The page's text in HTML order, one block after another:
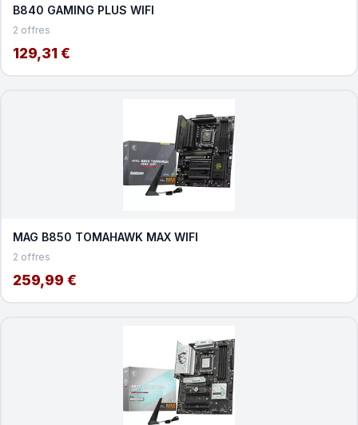
B840 GAMING PLUS WIFI
2 offres
129,31 €
MAG B850 TOMAHAWK MAX WIFI
2 offres
259,99 €